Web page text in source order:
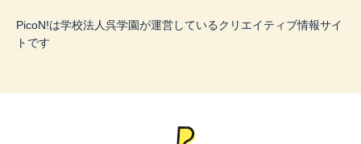
PicoN!は学校法人呉学園が運営しているクリエイティブ情報サイ
トです